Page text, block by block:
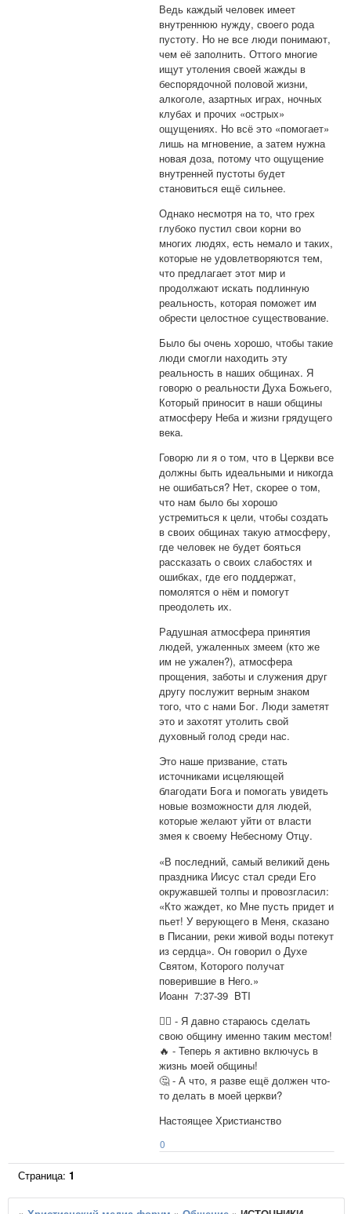
Ведь каждый человек имеет
внутреннюю нужду, своего рода
пустоту. Но не все люди понимают,
чем её заполнить. Оттого многие
ищут утоления своей жажды в
беспорядочной половой жизни,
алкоголе, азартных играх, ночных
клубах и прочих «острых»
ощущениях. Но всё это «помогает»
лишь на мгновение, а затем нужна
новая доза, потому что ощущение
внутренней пустоты будет
становиться ещё сильнее.
Однако несмотря на то, что грех
глубоко пустил свои корни во
многих людях, есть немало и таких,
которые не удовлетворяются тем,
что предлагает этот мир и
продолжают искать подлинную
реальность, которая поможет им
обрести целостное существование.
Было бы очень хорошо, чтобы такие
люди смогли находить эту
реальность в наших общинах. Я
говорю о реальности Духа Божьего,
Который приносит в наши общины
атмосферу Неба и жизни грядущего
века.
Говорю ли я о том, что в Церкви все
должны быть идеальными и никогда
не ошибаться? Нет, скорее о том,
что нам было бы хорошо
устремиться к цели, чтобы создать
в своих общинах такую атмосферу,
где человек не будет бояться
рассказать о своих слабостях и
ошибках, где его поддержат,
помолятся о нём и помогут
преодолеть их.
Радушная атмосфера принятия
людей, ужаленных змеем (кто же
им не ужален?), атмосфера
прощения, заботы и служения друг
другу послужит верным знаком
того, что с нами Бог. Люди заметят
это и захотят утолить свой
духовный голод среди нас.
Это наше призвание, стать
источниками исцеляющей
благодати Бога и помогать увидеть
новые возможности для людей,
которые желают уйти от власти
змея к своему Небесному Отцу.
«В последний, самый великий день
праздника Иисус стал среди Его
окружавшей толпы и провозгласил:
«Кто жаждет, ко Мне пусть придет и
пьет! У верующего в Меня, сказано
в Писании, реки живой воды потекут
из сердца». Он говорил о Духе
Святом, Которого получат
поверившие в Него.»
Иоанн 7:37-39 BTI
👍🏻 - Я давно стараюсь сделать
свою общину именно таким местом!
🔥 - Теперь я активно включусь в
жизнь моей общины!
🤔 - А что, я разве ещё должен что-
то делать в моей церкви?
Настоящее Христианство
0
Страница:1